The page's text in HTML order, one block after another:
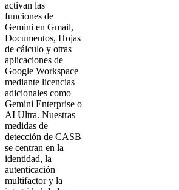
activan las
funciones de
Gemini en Gmail,
Documentos, Hojas
de cálculo y otras
aplicaciones de
Google Workspace
mediante licencias
adicionales como
Gemini Enterprise o
AI Ultra. Nuestras
medidas de
detección de CASB
se centran en la
identidad, la
autenticación
multifactor y la